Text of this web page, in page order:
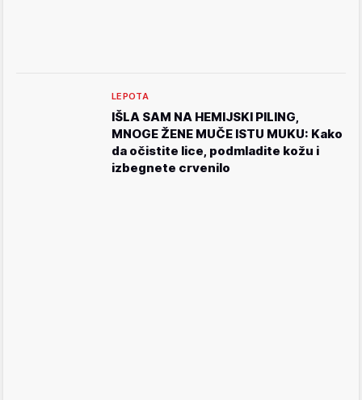
LEPOTA
IŠLA SAM NA HEMIJSKI PILING,
MNOGE ŽENE MUČE ISTU MUKU: Kako
da očistite lice, podmladite kožu i
izbegnete crvenilo